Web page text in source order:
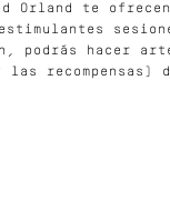
Orland te
podrás hacer
recompensas)